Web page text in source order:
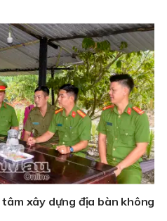
xây dựng địa bàn không